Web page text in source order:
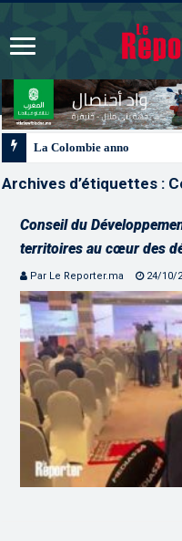
La Colombie annonce un
Archives d’étiquettes :
Conseil du
territoires au cœur des
Par Le Reporter.ma 24/10/